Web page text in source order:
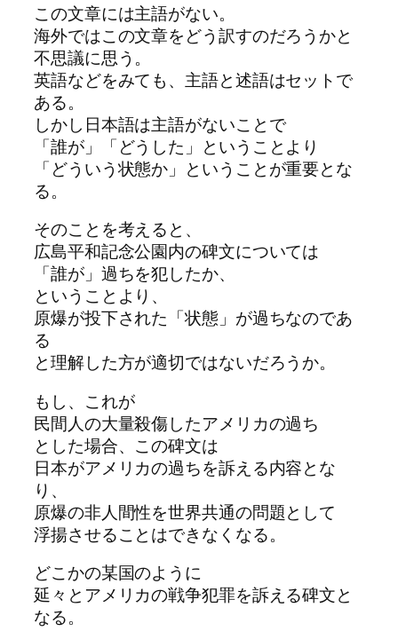
この文章には主語がない。
海外ではこの文章をどう訳すのだろうかと
不思議に思う。
英語などをみても、主語と述語はセットで
ある。
しかし日本語は主語がないことで
「誰が」「どうした」ということより
「どういう状態か」ということが重要とな
る。
そのことを考えると、
広島平和記念公園内の碑文については
「誰が」過ちを犯したか、
ということより、
原爆が投下された「状態」が過ちなのであ
る
と理解した方が適切ではないだろうか。
もし、これが
民間人の大量殺傷したアメリカの過ち
とした場合、この碑文は
日本がアメリカの過ちを訴える内容とな
り、
原爆の非人間性を世界共通の問題として
浮揚させることはできなくなる。
どこかの某国のように
延々とアメリカの戦争犯罪を訴える碑文と
なる。